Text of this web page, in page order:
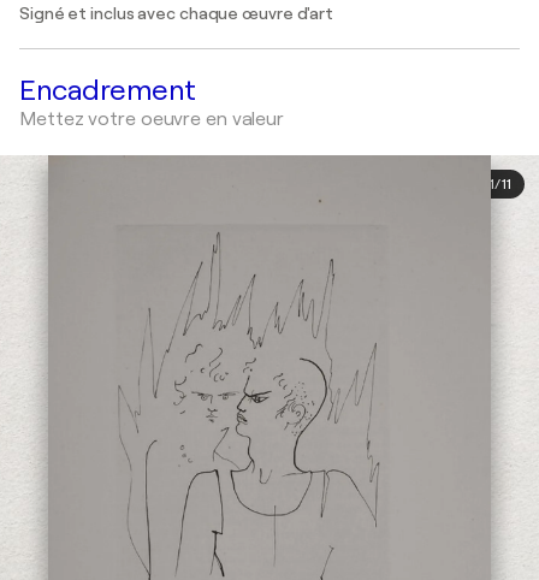
Signé et inclus avec chaque œuvre d'art
Encadrement
Mettez votre oeuvre en valeur
1/11